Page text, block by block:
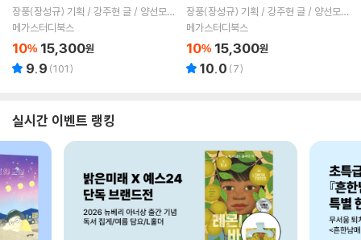
장풍(장성규) 기획 / 강주현 글 / 양선모
그림
메가스터디북스
10% 15,300원
9.9 (101)
돌
장풍(장성규) 기획 / 강주현 글 / 양선모
그림
메가스터디북스
10% 15,300원
10.0 (7)
실시간 이벤트 랭킹